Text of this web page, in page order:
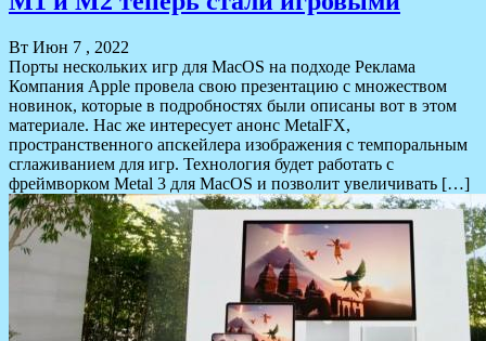
Вт Июн 7 , 2022
Порты нескольких игр для MacOS на подходе Реклама
Компания Apple провела свою презентацию с множеством
новинок, которые в подробностях были описаны вот в этом
материале. Нас же интересует анонс MetalFX,
пространственного апскейлера изображения с темпоральным
сглаживанием для игр. Технология будет работать с
фреймворком Metal 3 для MacOS и позволит увеличивать […]